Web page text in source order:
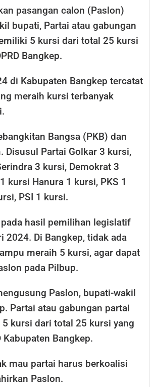
pasangan calon (Paslon)
bupati, Partai atau gabungan
5 kursi dari total 25 kursi
Bangkep.
di Kabupaten Bangkep tercatat
meraih kursi terbanyak
Bangsa (PKB) dan
Disusul Partai Golkar 3 kursi,
3 kursi, Demokrat 3
kursi Hanura 1 kursi, PKS 1
PSI 1 kursi.
hasil pemilihan legislatif
2024. Di Bangkep, tidak ada
meraih 5 kursi, agar dapat
pada Pilbup.
Paslon, bupati-wakil
Partai atau gabungan partai
kursi dari total 25 kursi yang
Kabupaten Bangkep.
mau partai harus berkoalisi
Paslon.